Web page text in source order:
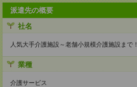
派遣先の概要
社名
人気大手介護施設～老舗小規模介護施設まで！
業種
介護サービス